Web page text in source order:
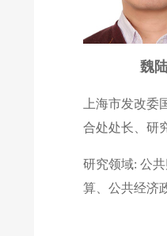
魏
上海市发改委
合处处长、研
研究领域: 公
算、公共经济